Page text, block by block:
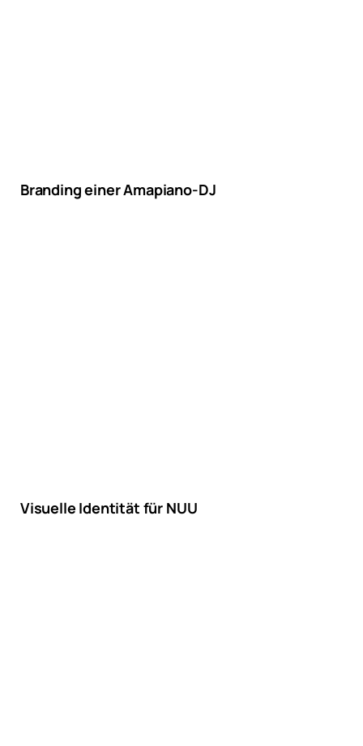
Branding einer Amapiano-DJ
Visuelle Identität für NUU